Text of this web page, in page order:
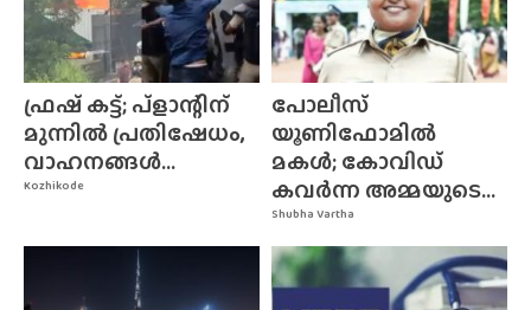
Kozhikode
ഫ്രഷ് കട്ട്; പ്ളാന്റിന്
മുന്നിൽ പ്രതിഷേധം,
വാഹനങ്ങൾ...
Shubha Vartha
പോലീസ്
യൂണിഫോമിൽ
മകൾ; കോവിഡ്
കവർന്ന അമ്മയുടെ...